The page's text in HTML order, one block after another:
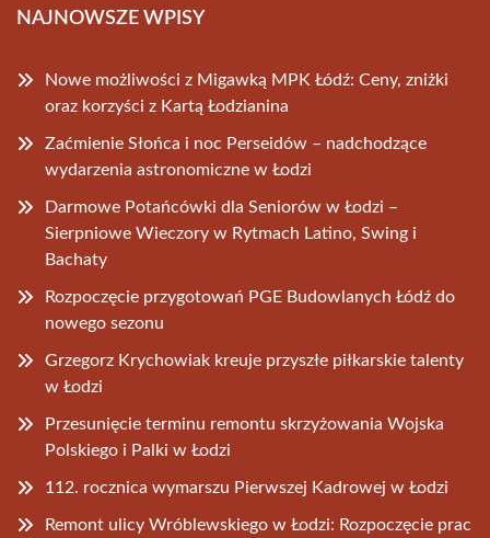
NAJNOWSZE WPISY
Nowe możliwości z Migawką MPK Łódź: Ceny, zniżki
oraz korzyści z Kartą Łodzianina
Zaćmienie Słońca i noc Perseidów – nadchodzące
wydarzenia astronomiczne w Łodzi
Darmowe Potańcówki dla Seniorów w Łodzi –
Sierpniowe Wieczory w Rytmach Latino, Swing i
Bachaty
Rozpoczęcie przygotowań PGE Budowlanych Łódź do
nowego sezonu
Grzegorz Krychowiak kreuje przyszłe piłkarskie talenty
w Łodzi
Przesunięcie terminu remontu skrzyżowania Wojska
Polskiego i Palki w Łodzi
112. rocznica wymarszu Pierwszej Kadrowej w Łodzi
Remont ulicy Wróblewskiego w Łodzi: Rozpoczęcie prac